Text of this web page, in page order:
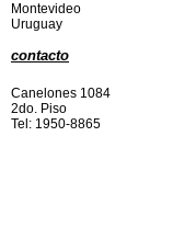
Montevideo
Uruguay
contacto
Canelones 1084
2do. Piso
Tel: 1950-8865